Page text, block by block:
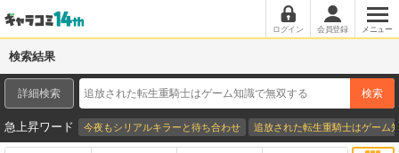
ログイン 会員登録 メニュー
検索結果
詳細検索 検索
急上昇ワード 今夜もシリアルキラーと待ち合わせ 追放された転生重騎士はゲーム